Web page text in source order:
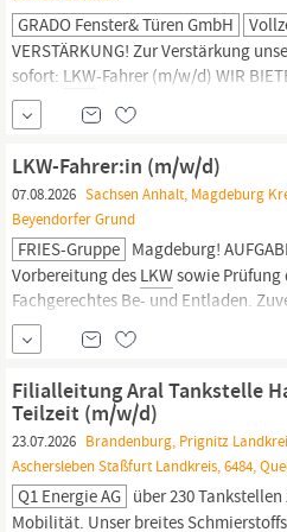
GRADO Fenster& Türen GmbH
VERSTÄRKUNG! Zur Verstärkung
sofort: LKW-Fahrer (m/w/d) WIR
faire Bezahlung sofortiger Einstieg
mit handwerklichem Geschick sind
auf Ihre Bewerbung! GRADO Fenster
Industriestraße 42 · 39576 Stendal
LKW-Fahrer:in (m/w/d)
07.08.2026 Sachsen Anhalt, Magdeburg
Beyendorfer Grund
FRIES-Gruppe Magdeburg!
Vorbereitung des LKWsowie Prüfung
Fachgerechtes Be- und Entladen.
Termintreue Auslieferung zu Bauste
Filialleitung Aral Tankstelle
Teilzeit (m/w/d)
23.07.2026 Brandenburg, Prignitz
Aschersleben Staßfurt Landkreis, 6484,
Q1 Energie AG über 230
Mobilität. Unser breites